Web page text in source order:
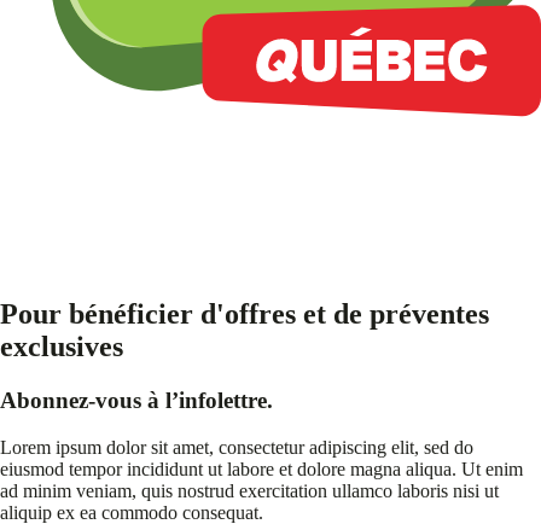
Pour bénéficier d'offres et de préventes
exclusives
Abonnez-vous à l’infolettre.
Lorem ipsum dolor sit amet, consectetur adipiscing elit, sed do
eiusmod tempor incididunt ut labore et dolore magna aliqua. Ut enim
ad minim veniam, quis nostrud exercitation ullamco laboris nisi ut
aliquip ex ea commodo consequat.